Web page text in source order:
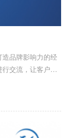
品牌影响力的经
交流，让客户、
要的东西，且增
、精妙的画册必